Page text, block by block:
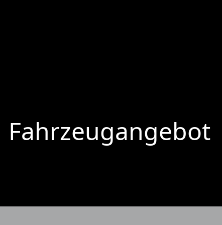
Fahrzeugangebot